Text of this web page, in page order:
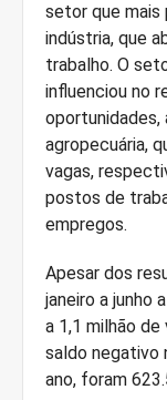
setor que mais
indústria, que
trabalho. O
influenciou no
oportunidades,
agropecuária,
vagas,
postos de
empregos.
Apesar dos
janeiro a junho
a 1,1 milhão de
saldo negativo
ano, foram